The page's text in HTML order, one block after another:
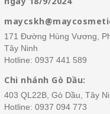
171 Đường Hùng Vương,
Tây Ninh
Hotline: 0937 441 589
Chi nhánh Gò Dầu:
403 QL22B, Gò Dầu, Tây
Hotline: 0937 094 773